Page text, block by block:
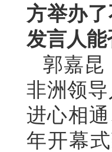
方举办
发言人
郭嘉昆
非洲领
进心相
年开幕